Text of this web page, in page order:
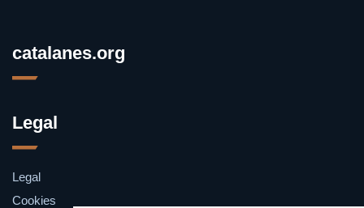
catalanes.org
Legal
Legal
Cookies